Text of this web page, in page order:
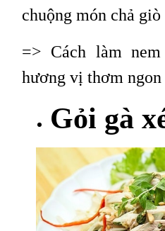
chuộng món chả giò
=> Cách làm
hương vị thơm ngon
Gỏi gà